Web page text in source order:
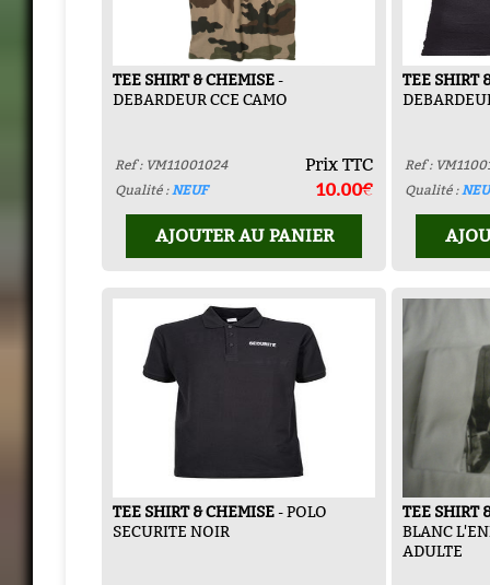
TEE SHIRT & CHEMISE-
DEBARDEUR CCE CAMO
Ref : VM11001024 Prix TTC
Qualité :NEUF 10.00€
AJOUTER AU PANIER
TEE SHIRT
Ref :
Qualité :
TEE SHIRT & CHEMISE- POLO
SECURITE NOIR
TEE SHIRT
BLANC
ADULTE